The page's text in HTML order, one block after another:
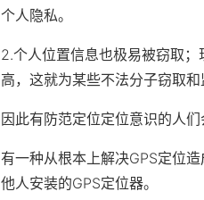
个人隐私。
2.个人位置信息也极易被窃取
高，这就为某些不法分子窃取和
因此有防范定位定位意识的人
有一种从根本上解决GPS定位
他人安装的GPS定位器。